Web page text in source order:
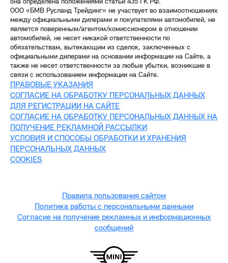
она определена положениями статьи 435 ГК РФ.
ООО «БМВ Русланд Трейдинг» не участвует во взаимоотношениях
между официальными дилерами и покупателями автомобилей, не
является поверенным/агентом/комиссионером в отношении
автомобилей, не несет никакой ответственности по
обязательствам, вытекающим из сделок, заключенных с
официальными дилерами на основании информации на Сайте, а
также не несет ответственности за любые убытки, возникшие в
связи с использованием информации на Сайте.
ПРАВОВЫЕ УКАЗАНИЯ
СОГЛАСИЕ НА ОБРАБОТКУ ПЕРСОНАЛЬНЫХ ДАННЫХ
ДЛЯ РЕГИСТРАЦИИ НА САЙТЕ
СОГЛАСИЕ НА ОБРАБОТКУ ПЕРСОНАЛЬНЫХ ДАННЫХ НА
ПОЛУЧЕНИЕ РЕКЛАМНОЙ РАССЫЛКИ
УСЛОВИЯ И СПОСОБЫ ОБРАБОТКИ И ХРАНЕНИЯ
ПЕРСОНАЛЬНЫХ ДАННЫХ
COOKIES
Правила пользования сайтом
Политика работы с персональными данными
Согласие на получение рекламных и информационных
сообщений